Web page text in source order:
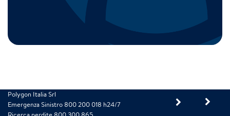
Polygon Italia Srl
Emergenza Sinistro 800 200 018 h24/7